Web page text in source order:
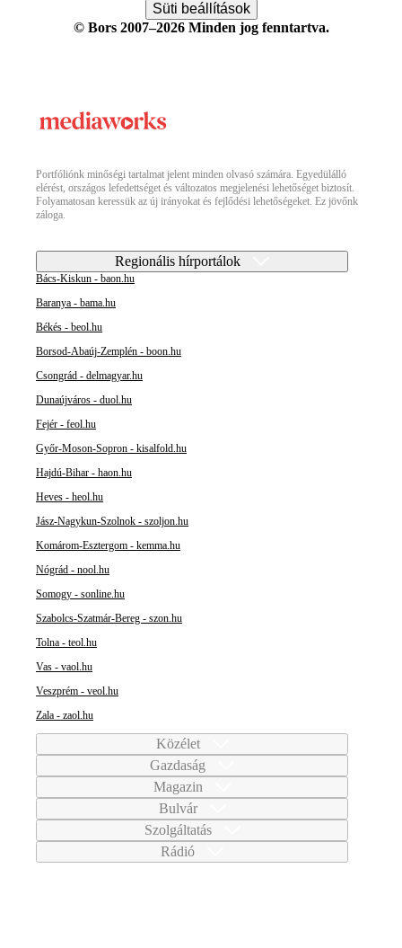
Süti beállítások
© Bors 2007–2026 Minden jog fenntartva.
Portfóliónk minőségi tartalmat jelent minden olvasó számára. Egyedülálló
elérést, országos lefedettséget és változatos megjelenési lehetőséget biztosít.
Folyamatosan keressük az új irányokat és fejlődési lehetőségeket. Ez jövőnk
záloga.
Regionális hírportálok
Bács-Kiskun - baon.hu
Baranya - bama.hu
Békés - beol.hu
Borsod-Abaúj-Zemplén - boon.hu
Csongrád - delmagyar.hu
Dunaújváros - duol.hu
Fejér - feol.hu
Győr-Moson-Sopron - kisalfold.hu
Hajdú-Bihar - haon.hu
Heves - heol.hu
Jász-Nagykun-Szolnok - szoljon.hu
Komárom-Esztergom - kemma.hu
Nógrád - nool.hu
Somogy - sonline.hu
Szabolcs-Szatmár-Bereg - szon.hu
Tolna - teol.hu
Vas - vaol.hu
Veszprém - veol.hu
Zala - zaol.hu
Közélet
Gazdaság
Magazin
Bulvár
Szolgáltatás
Rádió